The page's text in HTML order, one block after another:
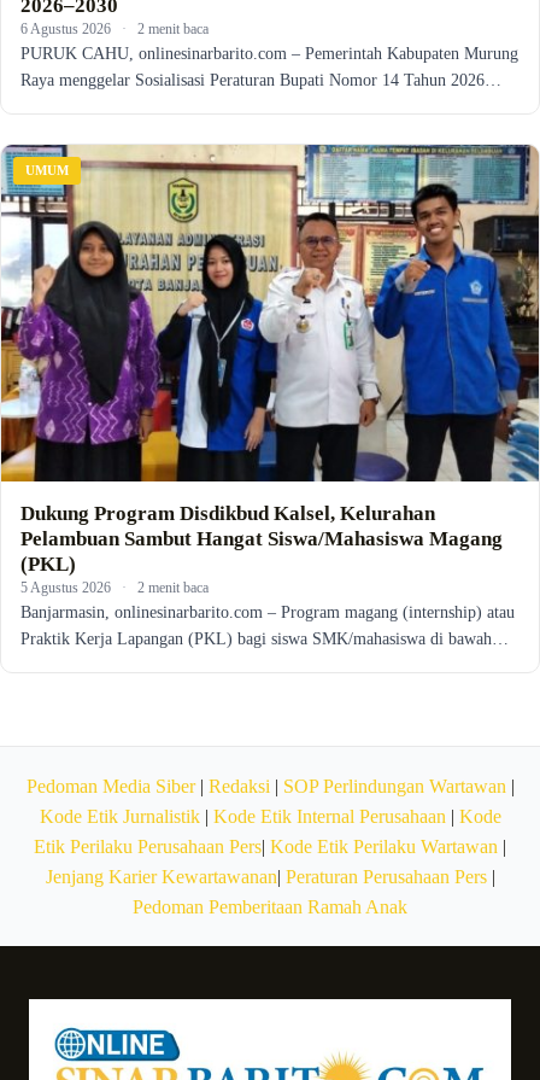
2026–2030
6 Agustus 2026 · 2 menit baca
PURUK CAHU, onlinesinarbarito.com – Pemerintah Kabupaten Murung
Raya menggelar Sosialisasi Peraturan Bupati Nomor 14 Tahun 2026…
UMUM
Dukung Program Disdikbud Kalsel, Kelurahan
Pelambuan Sambut Hangat Siswa/Mahasiswa Magang
(PKL)
5 Agustus 2026 · 2 menit baca
Banjarmasin, onlinesinarbarito.com – Program magang (internship) atau
Praktik Kerja Lapangan (PKL) bagi siswa SMK/mahasiswa di bawah…
Pedoman Media Siber| Redaksi | SOP Perlindungan Wartawan |
Kode Etik Jurnalistik| Kode Etik Internal Perusahaan | Kode
Etik Perilaku Perusahaan Pers| Kode Etik Perilaku Wartawan |
Jenjang Karier Kewartawanan| Peraturan Perusahaan Pers|
Pedoman Pemberitaan Ramah Anak